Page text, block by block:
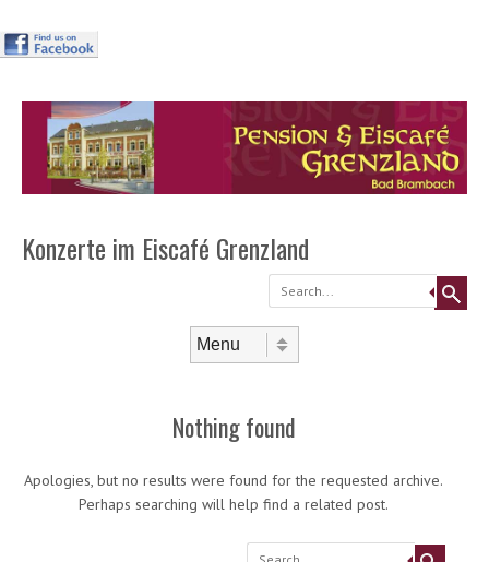
Konzerte im Eiscafé Grenzland
Search
Nothing found
Apologies, but no results were found for the requested archive.
Perhaps searching will help find a related post.
Search